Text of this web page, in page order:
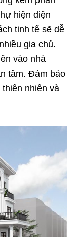
hiện diện
tinh tế sẽ dễ
gia chủ.
vào nhà
tâm. Đảm bảo
nhiên và